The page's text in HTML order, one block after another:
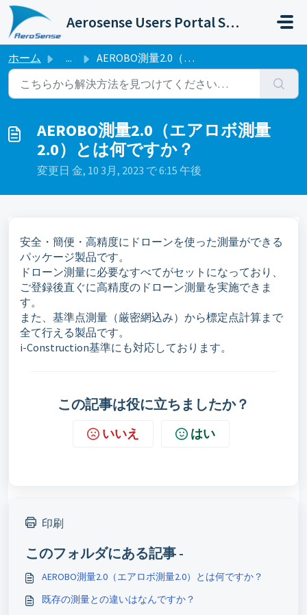
メインコンテンツに移動
Aerosense Users Portal Site
ホーム ... AEROBO測量2.0（エアロボ測量2.0）とは何ですか？
AEROBO測量2.0（エアロボ測量
2.0）とは何ですか？
変更日 金, 10 3月, 2023 で 6:15 午後
安全・簡便・高精度にドローンを使った測量ができる
パッケージ製品です。
ドローン測量に必要なすべてがセットになっており、
ご登録後直ぐに高精度のドローン測量を実施できま
す。
また、基準点測量（厳密網込み）から標定点計算まで
全て行える製品です。
i-Construction基準にも対応しております。
この記事は役に立ちましたか？
いいえ はい
印刷
このフォルダにある記事 -
AEROBO測量2.0（エアロボ測量2.0）とは何ですか？
既存の測量との違いはなんですか？